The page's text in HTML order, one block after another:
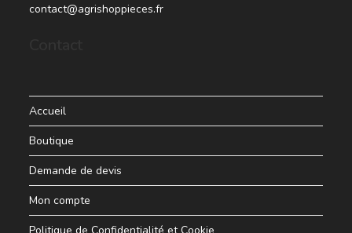
contact@agrishoppieces.fr
Accueil
Boutique
Demande de devis
Mon compte
Politique de Confidentialité et Cookie